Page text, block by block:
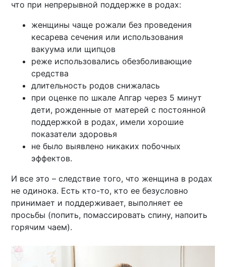
что при непрерывной поддержке в родах:
женщины чаще рожали без проведения
кесарева сечения или использования
вакуума или щипцов
реже использовались обезболивающие
средства
длительность родов снижалась
при оценке по шкале Апгар через 5 минут
дети, рожденные от матерей с постоянной
поддержкой в родах, имели хорошие
показатели здоровья
не было выявлено никаких побочных
эффектов.
И все это – следствие того, что женщина в родах
не одинока. Есть кто-то, кто ее безусловно
принимает и поддерживает, выполняет ее
просьбы (попить, помассировать спину, напоить
горячим чаем).